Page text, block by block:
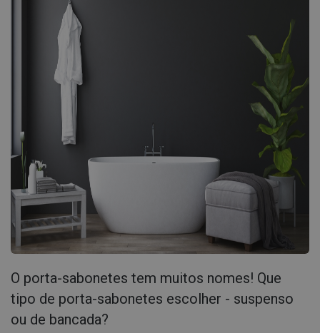
O porta-sabonetes tem muitos nomes! Que
tipo de porta-sabonetes escolher - suspenso
ou de bancada?